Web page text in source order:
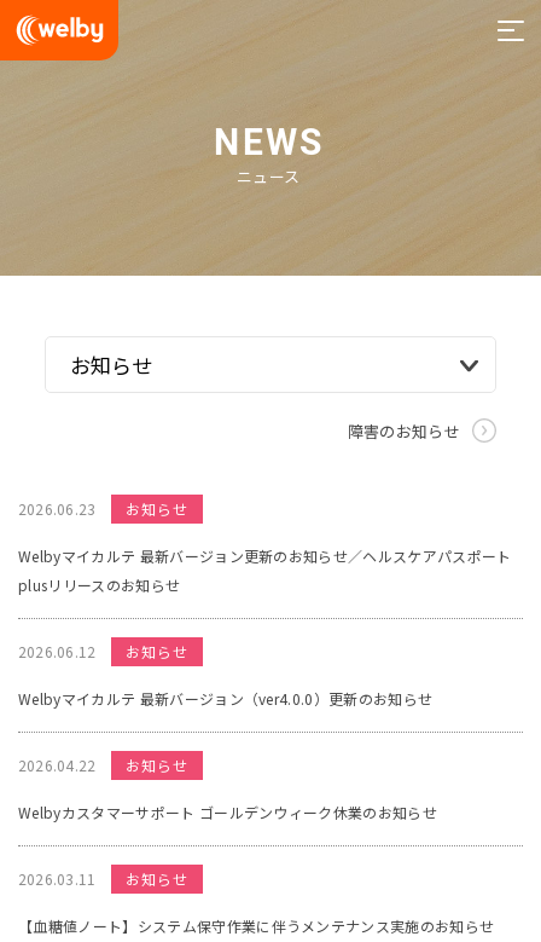
NEWS
ニュース
障害のお知らせ
2026.06.23 お知らせ
Welbyマイカルテ 最新バージョン更新のお知らせ／ヘルスケアパスポート
plusリリースのお知らせ
2026.06.12 お知らせ
Welbyマイカルテ 最新バージョン（ver4.0.0）更新のお知らせ
2026.04.22 お知らせ
Welbyカスタマーサポート ゴールデンウィーク休業のお知らせ
2026.03.11 お知らせ
【血糖値ノート】システム保守作業に伴うメンテナンス実施のお知らせ